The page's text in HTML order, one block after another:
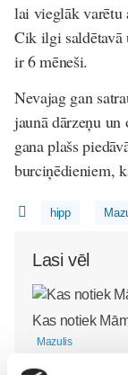
lai vieglāk varētu
Cik ilgi saldētavā
ir 6 mēneši.
Nevajag gan
jaunā dārzeņu un
gana plašs
burciņēdieniem,
hipp
Lasi vēl
Kas notiek
Mazulis
30. Jul 13:00